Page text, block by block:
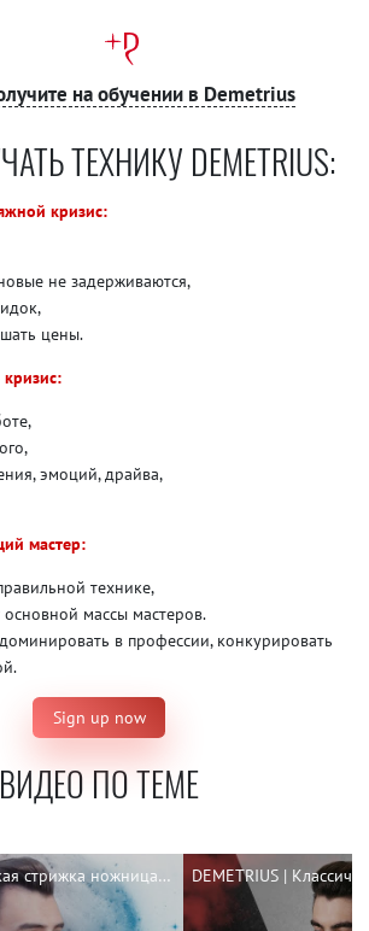
на обучении в Demetrius
ТЕХНИКУ DEMETRIUS:
кризис:
не задерживаются,
цены.
эмоций, драйва,
мастер:
технике,
основной массы мастеров.
в профессии, конкурировать
Sign up now
ВИДЕО ПО ТЕМЕ
DEMETRIUS | Мужская стрижка ножницами